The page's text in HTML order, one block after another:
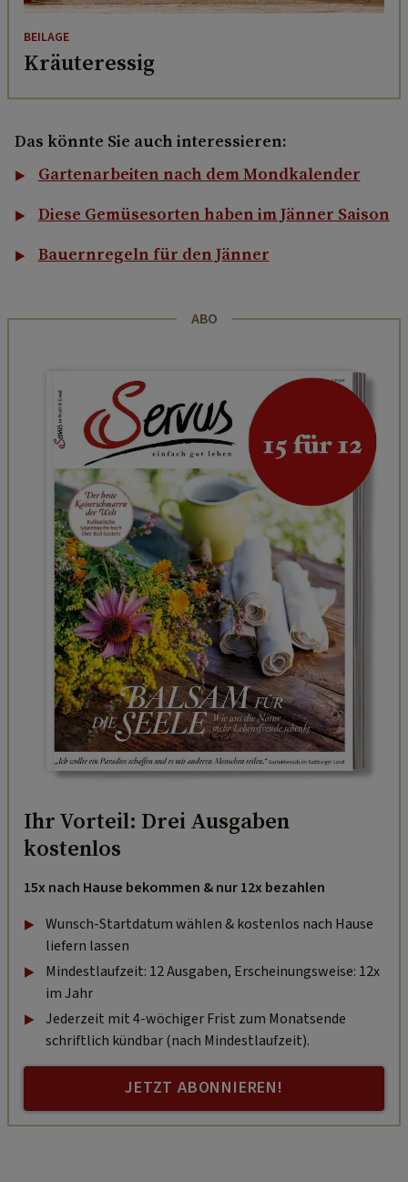
BEILAGE
Kräuteressig
Das könnte Sie auch interessieren:
Gartenarbeiten nach dem Mondkalender
Diese Gemüsesorten haben im Jänner Saison
Bauernregeln für den Jänner
ABO
Ihr Vorteil: Drei Ausgaben
kostenlos
15x nach Hause bekommen & nur 12x bezahlen
Wunsch-Startdatum wählen & kostenlos nach Hause
liefern lassen
Mindestlaufzeit: 12 Ausgaben, Erscheinungsweise: 12x
im Jahr
Jederzeit mit 4-wöchiger Frist zum Monatsende
schriftlich kündbar (nach Mindestlaufzeit).
JETZT ABONNIEREN!